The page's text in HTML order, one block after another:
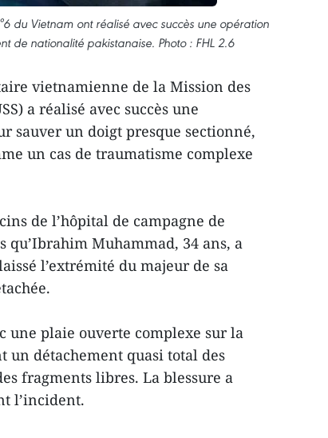
du Vietnam ont réalisé avec succès une opération
de nationalité pakistanaise. Photo : FHL 2.6
vietnamienne de la Mission des
a réalisé avec succès une
sauver un doigt presque sectionné,
un cas de traumatisme complexe
de l’hôpital de campagne de
qu’Ibrahim Muhammad, 34 ans, a
l’extrémité du majeur de sa
une plaie ouverte complexe sur la
détachement quasi total des
fragments libres. La blessure a
l’incident.